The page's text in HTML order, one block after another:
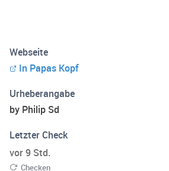
Webseite
In Papas Kopf
Urheberangabe
by Philip Sd
Letzter Check
vor 9 Std.
Checken